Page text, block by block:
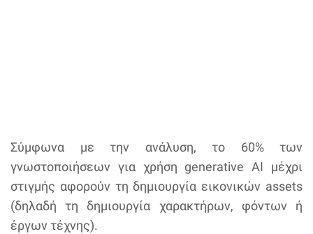
Σύμφωνα με την ανάλυση, το 60% των
γνωστοποιήσεων για χρήση generative AI μέχρι
στιγμής αφορούν τη δημιουργία εικονικών assets
(δηλαδή τη δημιουργία χαρακτήρων, φόντων ή
έργων τέχνης).